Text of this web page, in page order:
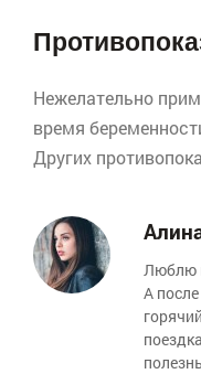
Нежелательно
время
Других
Люблю
А